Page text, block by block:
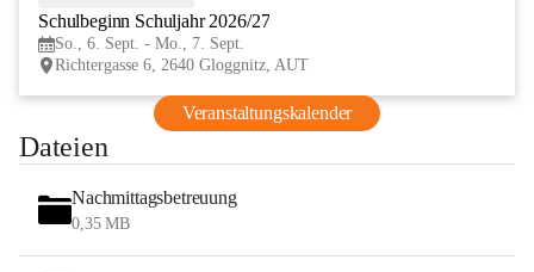
Schulbeginn Schuljahr 2026/27
So., 6. Sept. - Mo., 7. Sept.
Richtergasse 6, 2640 Gloggnitz, AUT
Veranstaltungskalender
Dateien
Nachmittagsbetreuung
0,35 MB